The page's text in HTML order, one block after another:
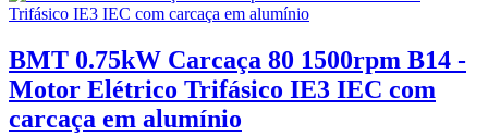
BMT 0.75kW Carcaça 80 1500rpm B14 -
Motor Elétrico Trifásico IE3 IEC com
carcaça em alumínio